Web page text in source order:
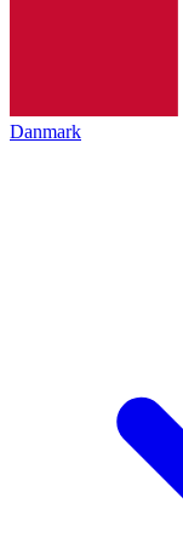
Danmark